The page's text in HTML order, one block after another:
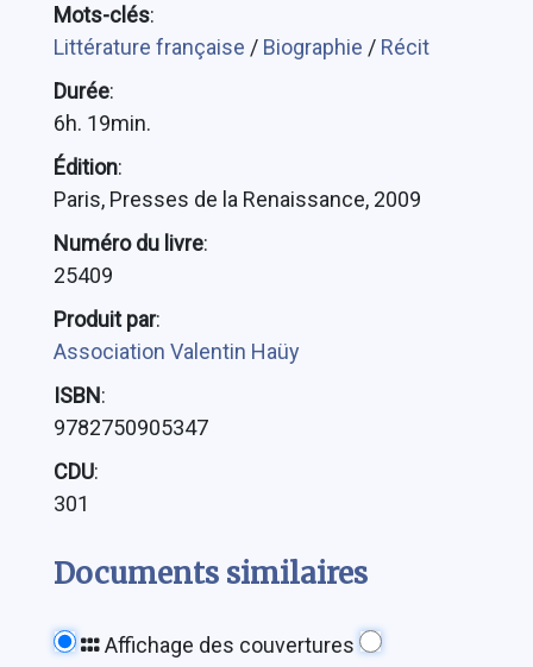
Mots-clés:
Littérature française / Biographie / Récit
Durée:
6h. 19min.
Édition:
Paris, Presses de la Renaissance, 2009
Numéro du livre:
25409
Produit par:
Association Valentin Haüy
ISBN:
9782750905347
CDU:
301
Documents similaires
Affichage des couvertures